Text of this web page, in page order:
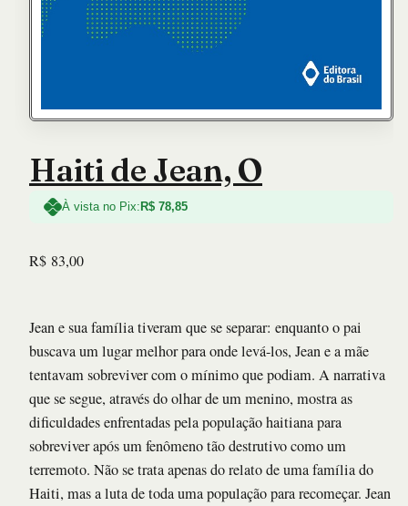
Haiti de Jean, O
À vista no Pix: R$ 78,85
R$ 83,00
Jean e sua família tiveram que se separar: enquanto o pai
buscava um lugar melhor para onde levá-los, Jean e a mãe
tentavam sobreviver com o mínimo que podiam. A narrativa
que se segue, através do olhar de um menino, mostra as
dificuldades enfrentadas pela população haitiana para
sobreviver após um fenômeno tão destrutivo como um
terremoto. Não se trata apenas do relato de uma família do
Haiti, mas a luta de toda uma população para recomeçar. Jean